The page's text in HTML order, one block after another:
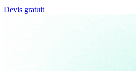
Devis gratuit